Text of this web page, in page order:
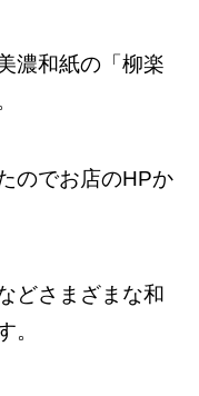
濃和紙の「柳楽
のでお店のHPか
どさまざまな和
。